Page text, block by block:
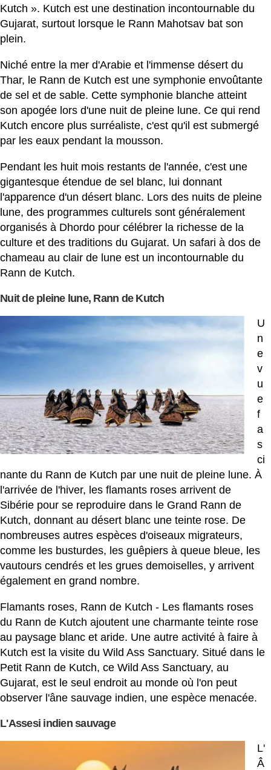
Kutch ». Kutch est une destination incontournable du
Gujarat, surtout lorsque le Rann Mahotsav bat son
plein.
Niché entre la mer d'Arabie et l'immense désert du
Thar, le Rann de Kutch est une symphonie envoûtante
de sel et de sable. Cette symphonie blanche atteint
son apogée lors d'une nuit de pleine lune. Ce qui rend
Kutch encore plus surréaliste, c'est qu'il est submergé
par les eaux pendant la mousson.
Pendant les huit mois restants de l'année, c'est une
gigantesque étendue de sel blanc, lui donnant
l'apparence d'un désert blanc. Lors des nuits de pleine
lune, des programmes culturels sont généralement
organisés à Dhordo pour célébrer la richesse de la
culture et des traditions du Gujarat. Un safari à dos de
chameau au clair de lune est un incontournable du
Rann de Kutch.
Nuit de pleine lune, Rann de Kutch
U
n
e
v
u
e
f
a
s
ci
nante du Rann de Kutch par une nuit de pleine lune. À
l'arrivée de l'hiver, les flamants roses arrivent de
Sibérie pour se reproduire dans le Grand Rann de
Kutch, donnant au désert blanc une teinte rose. De
nombreuses autres espèces d'oiseaux migrateurs,
comme les busturdes, les guêpiers à queue bleue, les
vautours cendrés et les grues demoiselles, y arrivent
également en grand nombre.
Flamants roses, Rann de Kutch - Les flamants roses
du Rann de Kutch ajoutent une charmante teinte rose
au paysage blanc et aride. Une autre activité à faire à
Kutch est la visite du Wild Ass Sanctuary. Situé dans le
Petit Rann de Kutch, ce Wild Ass Sanctuary, au
Gujarat, est le seul endroit au monde où l'on peut
observer l'âne sauvage indien, une espèce menacée.
L'Assesi indien sauvage
L'
Â